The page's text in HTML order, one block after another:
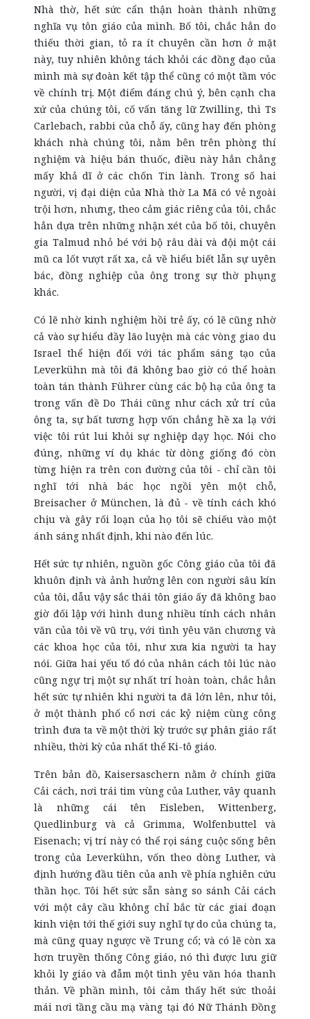
Nhà thờ, hết sức cẩn thận hoàn thành những
nghĩa vụ tôn giáo của mình. Bố tôi, chắc hẳn do
thiếu thời gian, tỏ ra ít chuyên cần hơn ở mặt
này, tuy nhiên không tách khỏi các đồng đạo của
mình mà sự đoàn kết tập thể cũng có một tầm vóc
về chính trị. Một điểm đáng chú ý, bên cạnh cha
xứ của chúng tôi, cố vấn tăng lữ Zwilling, thì Ts
Carlebach, rabbi của chỗ ấy, cũng hay đến phòng
khách nhà chúng tôi, nằm bên trên phòng thí
nghiệm và hiệu bán thuốc, điều này hẳn chẳng
mấy khả dĩ ở các chốn Tin lành. Trong số hai
người, vị đại diện của Nhà thờ La Mã có vẻ ngoài
trội hơn, nhưng, theo cảm giác riêng của tôi, chắc
hẳn dựa trên những nhận xét của bố tôi, chuyên
gia Talmud nhỏ bé với bộ râu dài và đội một cái
mũ ca lốt vượt rất xa, cả về hiểu biết lẫn sự uyên
bác, đồng nghiệp của ông trong sự thờ phụng
khác.
Có lẽ nhờ kinh nghiệm hồi trẻ ấy, có lẽ cũng nhờ
cả vào sự hiểu đầy lão luyện mà các vòng giao du
Israel thể hiện đối với tác phẩm sáng tạo của
Leverkühn mà tôi đã không bao giờ có thể hoàn
toàn tán thành Führer cùng các bộ hạ của ông ta
trong vấn đề Do Thái cũng như cách xử trí của
ông ta, sự bất tương hợp vốn chẳng hề xa lạ với
việc tôi rút lui khỏi sự nghiệp dạy học. Nói cho
đúng, những ví dụ khác từ dòng giống đó còn
từng hiện ra trên con đường của tôi - chỉ cần tôi
nghĩ tới nhà bác học ngồi yên một chỗ,
Breisacher ở München, là đủ - về tính cách khó
chịu và gây rối loạn của họ tôi sẽ chiếu vào một
ánh sáng nhất định, khi nào đến lúc.
Hết sức tự nhiên, nguồn gốc Công giáo của tôi đã
khuôn định và ảnh hưởng lên con người sâu kín
của tôi, dẫu vậy sắc thái tôn giáo ấy đã không bao
giờ đối lập với hình dung nhiều tính cách nhân
văn của tôi về vũ trụ, với tình yêu văn chương và
các khoa học của tôi, như xưa kia người ta hay
nói. Giữa hai yếu tố đó của nhân cách tôi lúc nào
cũng ngự trị một sự nhất trí hoàn toàn, chắc hẳn
hết sức tự nhiên khi người ta đã lớn lên, như tôi,
ở một thành phố cổ nơi các kỷ niệm cùng công
trình đưa ta về một thời kỳ trước sự phân giáo rất
nhiều, thời kỳ của nhất thể Ki-tô giáo.
Trên bản đồ, Kaisersaschern nằm ở chính giữa
Cải cách, nơi trái tim vùng của Luther, vây quanh
là những cái tên Eisleben, Wittenberg,
Quedlinburg và cả Grimma, Wolfenbuttel và
Eisenach; vị trí này có thể rọi sáng cuộc sống bên
trong của Leverkühn, vốn theo dòng Luther, và
định hướng đầu tiên của anh về phía nghiên cứu
thần học. Tôi hết sức sẵn sàng so sánh Cải cách
với một cây cầu không chỉ bắc từ các giai đoạn
kinh viện tới thế giới suy nghĩ tự do của chúng ta,
mà cũng quay ngược về Trung cổ; và có lẽ còn xa
hơn truyền thống Công giáo, nó thì được lưu giữ
khỏi ly giáo và đẫm một tình yêu văn hóa thanh
thản. Về phần mình, tôi cảm thấy hết sức thoải
mái nơi tầng cầu mạ vàng tại đó Nữ Thánh Đồng